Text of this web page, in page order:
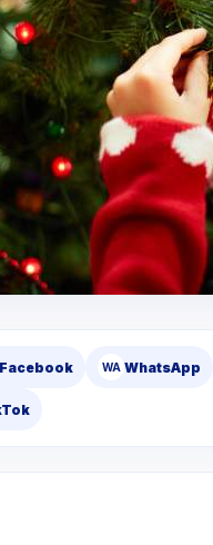
Facebook WA WhatsApp